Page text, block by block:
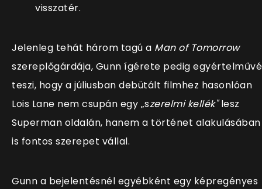
visszatér.
Jelenleg tehát három tagú a Man of Tomorrow
szereplőgárdája, Gunn ígérete pedig egyértelművé
teszi, hogy a júliusban debütált filmhez hasonlóan
Lois Lane nem csupán egy „szerelmi kellék"lesz
Superman oldalán, hanem a történet alakulásában
is fontos szerepet vállal.
Gunn a bejelentésnél egyébként egy képregényes